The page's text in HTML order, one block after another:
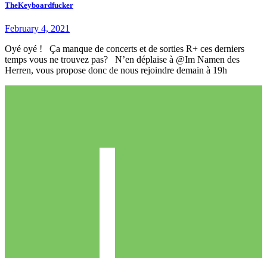
TheKeyboardfucker
February 4, 2021
Oyé oyé ! Ça manque de concerts et de sorties R+ ces derniers
temps vous ne trouvez pas? N’en déplaise à @Im Namen des
Herren, vous propose donc de nous rejoindre demain à 19h